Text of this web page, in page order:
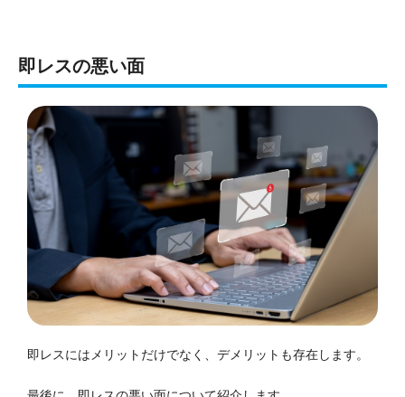
即レスの悪い面
即レスにはメリットだけでなく、デメリットも存在します。